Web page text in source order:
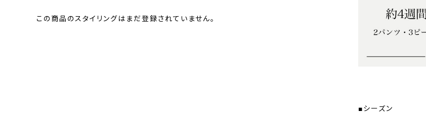
■シーズン
この商品のスタイリングはまだ登録されていません。